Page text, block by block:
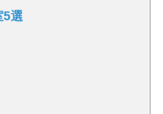
5選